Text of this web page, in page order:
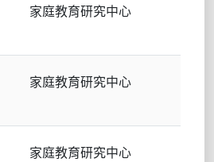
家庭教育研究中心
家庭教育研究中心
家庭教育研究中心